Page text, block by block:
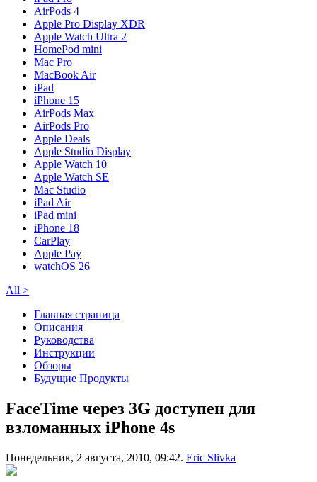
AirPods 4
Apple Pro Display XDR
Apple Watch Ultra 2
HomePod mini
Mac Pro
MacBook Air
iPad
iPhone 15
AirPods Max
AirPods Pro
Apple Deals
Apple Studio Display
Apple Watch 10
Apple Watch SE
Mac Studio
iPad Air
iPad mini
iPhone 18
CarPlay
Apple Pay
watchOS 26
All >
Главная страница
Описания
Руководства
Инструкции
Обзоры
Будущие Продукты
FaceTime через 3G доступен для
взломанных iPhone 4s
Понедельник, 2 августа, 2010, 09:42. Eric Slivka